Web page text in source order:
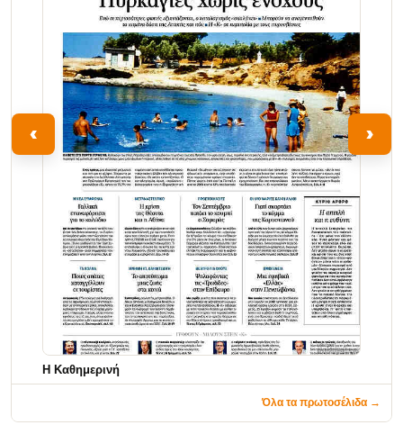
‹
Η Καθημερινή
›
Όλα τα πρωτοσέλιδα →